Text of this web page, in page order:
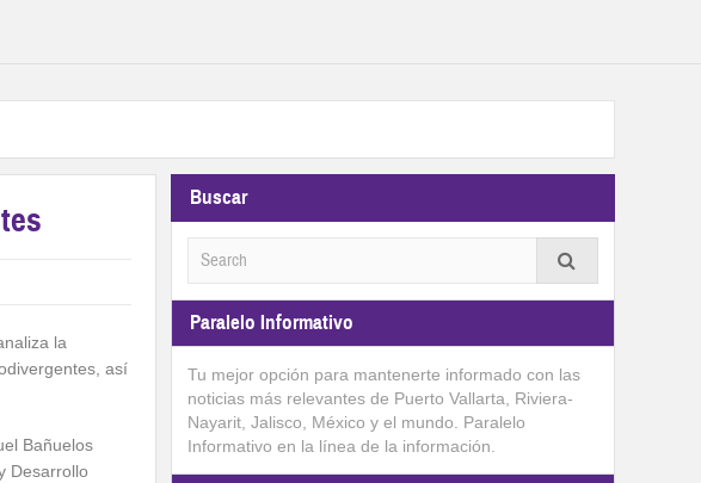
la
así
Bañuelos
Desarrollo
Buscar
Paralelo Informativo
Tu mejor opción para mantenerte informado con las
noticias más relevantes de Puerto Vallarta, Riviera-
Nayarit, Jalisco, México y el mundo. Paralelo
Informativo en la línea de la información.